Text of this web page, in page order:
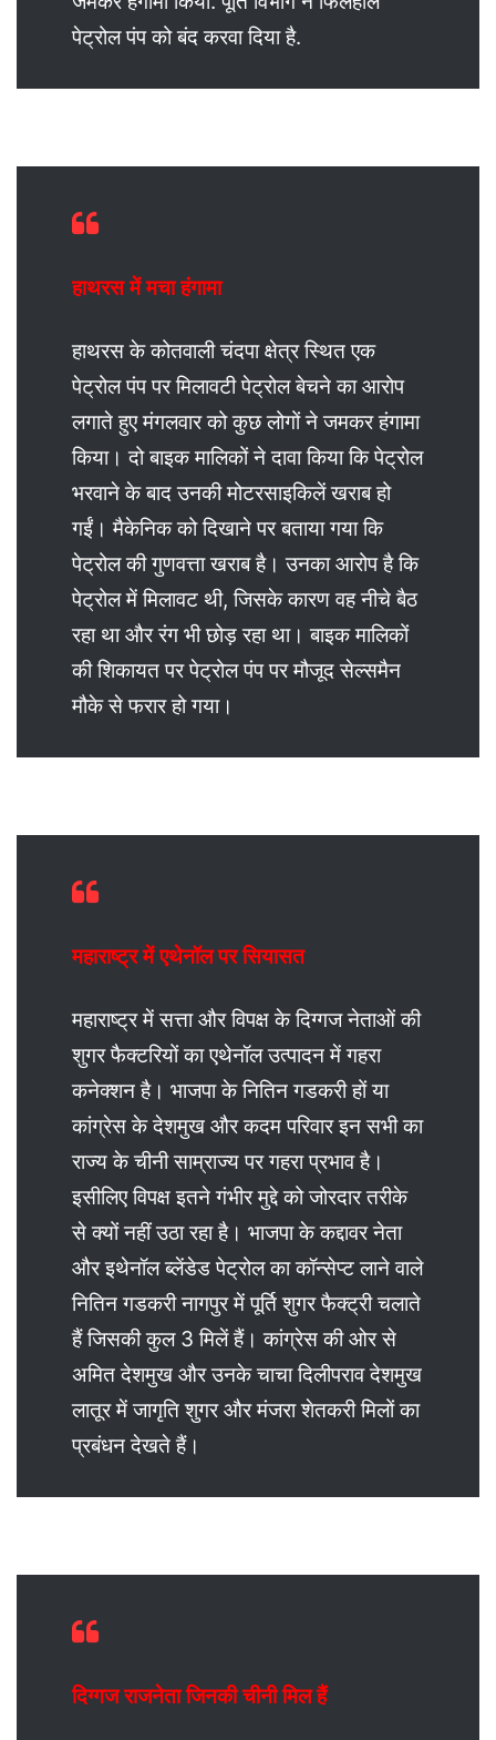
पेट्रोल पंप को बंद करवा दिया है.
हाथरस में मचा हंगामा
हाथरस के कोतवाली चंदपा क्षेत्र स्थित एक
पेट्रोल पंप पर मिलावटी पेट्रोल बेचने का आरोप
लगाते हुए मंगलवार को कुछ लोगों ने जमकर हंगामा
किया। दो बाइक मालिकों ने दावा किया कि पेट्रोल
भरवाने के बाद उनकी मोटरसाइकिलें खराब हो
गईं। मैकेनिक को दिखाने पर बताया गया कि
पेट्रोल की गुणवत्ता खराब है। उनका आरोप है कि
पेट्रोल में मिलावट थी, जिसके कारण वह नीचे बैठ
रहा था और रंग भी छोड़ रहा था। बाइक मालिकों
की शिकायत पर पेट्रोल पंप पर मौजूद सेल्समैन
मौके से फरार हो गया।
महाराष्ट्र में एथेनॉल पर सियासत
महाराष्ट्र में सत्ता और विपक्ष के दिग्गज नेताओं की
शुगर फैक्टरियों का एथेनॉल उत्पादन में गहरा
कनेक्शन है। भाजपा के नितिन गडकरी हों या
कांग्रेस के देशमुख और कदम परिवार इन सभी का
राज्य के चीनी साम्राज्य पर गहरा प्रभाव है।
इसीलिए विपक्ष इतने गंभीर मुद्दे को जोरदार तरीके
से क्यों नहीं उठा रहा है। भाजपा के कद्दावर नेता
और इथेनॉल ब्लेंडेड पेट्रोल का कॉन्सेप्ट लाने वाले
नितिन गडकरी नागपुर में पूर्ति शुगर फैक्ट्री चलाते
हैं जिसकी कुल 3 मिलें हैं। कांग्रेस की ओर से
अमित देशमुख और उनके चाचा दिलीपराव देशमुख
लातूर में जागृति शुगर और मंजरा शेतकरी मिलों का
प्रबंधन देखते हैं।
दिग्गज राजनेता जिनकी चीनी मिल हैं